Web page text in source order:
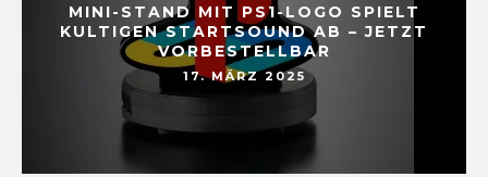
MINI-STAND MIT PS1-LOGO SPIELT
KULTIGEN STARTSOUND AB – JETZT
VORBESTELLBAR
17. MÄRZ 2025